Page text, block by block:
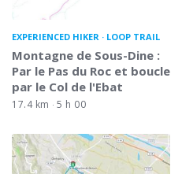
EXPERIENCED HIKER LOOP TRAIL
Montagne de Sous-Dine :
Par le Pas du Roc et boucle
par le Col de l'Ebat
17.4 km 5 h 00